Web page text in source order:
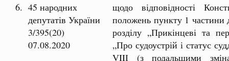
6. 45 народних
депутатів України
3/395(20)
07.08.2020
щодо відповідності
положень пункту 1 частини
розділу „Прикінцеві та
„Про судоустрій і статус
VIIІ (з подальшими